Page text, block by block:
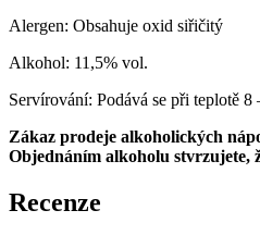
Alergen: Obsahuje oxid siřičitý
Alkohol: 11,5% vol.
Servírování: Podává se při teplotě 8
Zákaz prodeje alkoholických
Objednáním alkoholu stvrzujete,
Recenze